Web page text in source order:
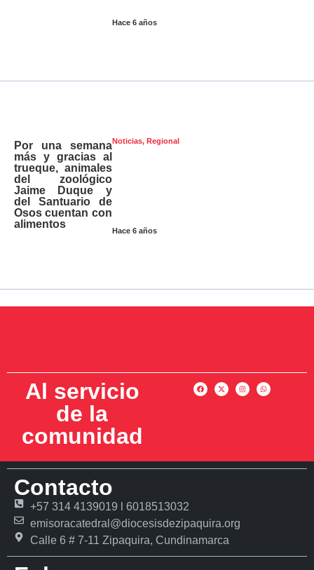
Hace 6 años
Noticias, Regional
Hace 6 años
Por una semana
más y gracias al
trueque, animales
del zoológico
Jaime Duque y
del Santuario de
Osos cuentan con
alimentos
Al servicio
de la
comunidad
Contacto
+57 314 4139019 l 6018513032
emisoracatedral@diocesisdezipaquira.org
Calle 6 # 7-11 Zipaquira, Cundinamarca